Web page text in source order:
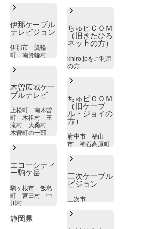
伊那ケーブル
テレビジョン
伊那市 箕輪
町 南箕輪村
木曽広域ケー
ブルテレビ
上松町 南木曽
町 木祖村 王
滝村 大桑村
木曽町の一部
エコーシティ
ー駒ケ岳
駒ヶ根市 飯島
町 宮田村 中
川村
静岡県
ちゅピＣＯＭ
（旧きたひろ
ネットの方）
khiro.jpをご利用
の方
ちゅピＣＯＭ
（旧ケーブ
ル・ジョイの
方）
府中市 福山
市 神石高原町
三次ケーブル
ビジョン
三次市